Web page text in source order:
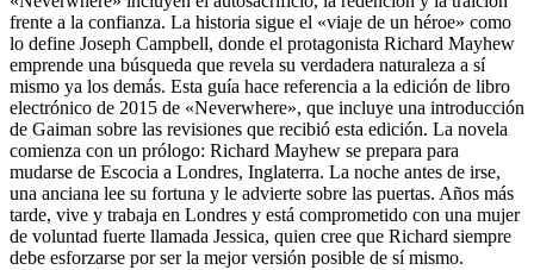
frente a la confianza. La historia sigue el «viaje de un héroe» como
lo define Joseph Campbell, donde el protagonista Richard Mayhew
emprende una búsqueda que revela su verdadera naturaleza a sí
mismo ya los demás. Esta guía hace referencia a la edición de libro
electrónico de 2015 de «Neverwhere», que incluye una introducción
de Gaiman sobre las revisiones que recibió esta edición. La novela
comienza con un prólogo: Richard Mayhew se prepara para
mudarse de Escocia a Londres, Inglaterra. La noche antes de irse,
una anciana lee su fortuna y le advierte sobre las puertas. Años más
tarde, vive y trabaja en Londres y está comprometido con una mujer
de voluntad fuerte llamada Jessica, quien cree que Richard siempre
debe esforzarse por ser la mejor versión posible de sí mismo.